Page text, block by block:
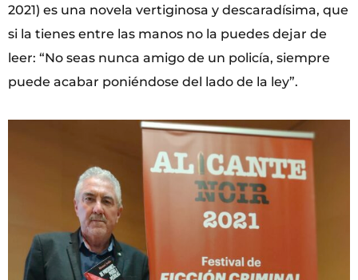
2021) es una novela vertiginosa y descaradísima, que
si la tienes entre las manos no la puedes dejar de
leer: “No seas nunca amigo de un policía, siempre
puede acabar poniéndose del lado de la ley”.